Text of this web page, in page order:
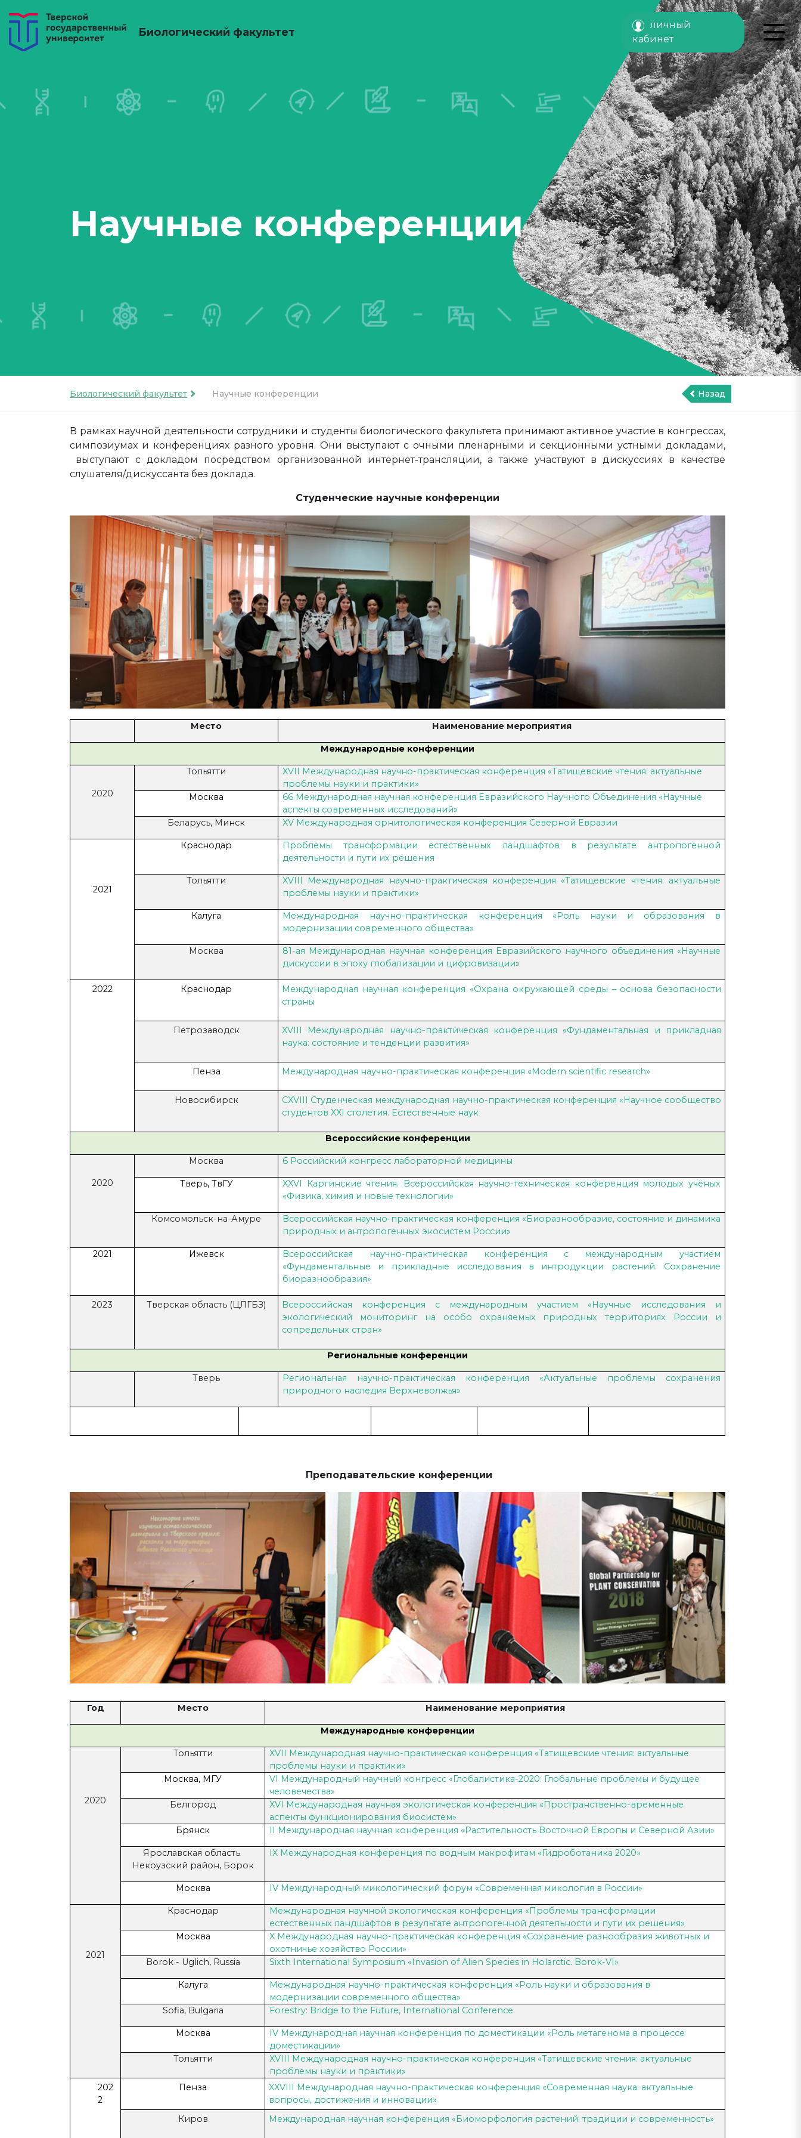
Биологический факультет
личный
кабинет
Научные конференции
Биологический факультет Научные конференции Назад
В рамках научной деятельности сотрудники и студенты биологического факультета принимают активное участие в конгрессах,
симпозиумах и конференциях разного уровня. Они выступают с очными пленарными и секционными устными докладами,
выступают с докладом посредством организованной интернет-трансляции, а также участвуют в дискуссиях в качестве
слушателя/дискуссанта без доклада.
Студенческие научные конференции
Место Наименование мероприятия
Международные конференции
2020
Тольятти
XVII Международная научно-практическая конференция «Татищевские чтения: актуальные
проблемы науки и практики»
Москва
66 Международная научная конференция Евразийского Научного Объединения «Научные
аспекты современных исследований»
Беларусь, Минск
XV Международная орнитологическая конференция Северной Евразии
2021
Краснодар
Проблемы трансформации естественных ландшафтов в результате антропогенной
деятельности и пути их решения
Тольятти
XVIII Международная научно-практическая конференция «Татищевские чтения: актуальные
проблемы науки и практики»
Калуга
Международная научно-практическая конференция «Роль науки и образования в
модернизации современного общества»
Москва
81-ая Международная научная конференция Евразийского научного объединения «Научные
дискуссии в эпоху глобализации и цифровизации»
2022 Краснодар
Международная научная конференция «Охрана окружающей среды – основа безопасности
страны
Петрозаводск
XVIII Международная научно-практическая конференция «Фундаментальная и прикладная
наука: состояние и тенденции развития»
Пенза Международная научно-практическая конференция «Modern scientific research»
Новосибирск
CXVIII Студенческая международная научно-практическая конференция «Научное сообщество
студентов XXI столетия. Естественные наук
Всероссийские конференции
2020
Москва 6 Российский конгресс лабораторной медицины
Тверь, ТвГУ
XXVI Каргинские чтения. Всероссийская научно-техническая конференция молодых учёных
«Физика, химия и новые технологии»
Комсомольск-на-Амуре
Всероссийская научно-практическая конференция «Биоразнообразие, состояние и динамика
природных и антропогенных экосистем России»
2021 Ижевск
Всероссийская научно-практическая конференция с международным участием
«Фундаментальные и прикладные исследования в интродукции растений. Сохранение
биоразнообразия»
2023 Тверская область (ЦЛГБЗ)
Всероссийская конференция с международным участием «Научные исследования и
экологический мониторинг на особо охраняемых природных территориях России и
сопредельных стран»
Региональные конференции
Тверь
Региональная научно-практическая конференция «Актуальные проблемы сохранения
природного наследия Верхневолжья»
Преподавательские конференции
Год Место Наименование мероприятия
Международные конференции
2020
Тольятти
XVII Международная научно-практическая конференция «Татищевские чтения: актуальные
проблемы науки и практики»
Москва, МГУ
VI Международный научный конгресс «Глобалистика-2020: Глобальные проблемы и будущее
человечества»
Белгород
XVI Международная научная экологическая конференция «Пространственно-временные
аспекты функционирования биосистем»
Брянск
II Международная научная конференция «Растительность Восточной Европы и Северной Азии»
Ярославская область
Некоузский район, Борок
IX Международная конференция по водным макрофитам «Гидроботаника 2020»
Москва IV Международный микологический форум «Современная микология в России»
2021
Краснодар
Международная научной экологическая конференция «Проблемы трансформации
естественных ландшафтов в результате антропогенной деятельности и пути их решения»
Москва
X Международная научно-практическая конференция «Сохранение разнообразия животных и
охотничье хозяйство России»
Borok - Uglich, Russia
Sixth International Symposium «Invasion of Alien Species in Holarctic. Borok-VI»
Калуга
Международная научно-практическая конференция «Роль науки и образования в
модернизации современного общества»
Sofia, Bulgaria
Forestry: Bridge to the Future, International Conference
Москва
IV Международная научная конференция по доместикации «Роль метагенома в процессе
доместикации»
Тольятти
XVIII Международная научно-практическая конференция «Татищевские чтения: актуальные
проблемы науки и практики»
202
2
Пенза
XXVIII Международная научно-практическая конференция «Современная наука: актуальные
вопросы, достижения и инновации»
Киров
Международная научная конференция «Биоморфология растений: традиции и современность»